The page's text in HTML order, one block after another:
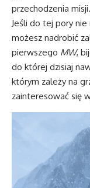
przechodzenia misji.
Jeśli do tej pory nie
możesz nadrobić
pierwszego MW,
do której dzisiaj
którym zależy na
zainteresować się